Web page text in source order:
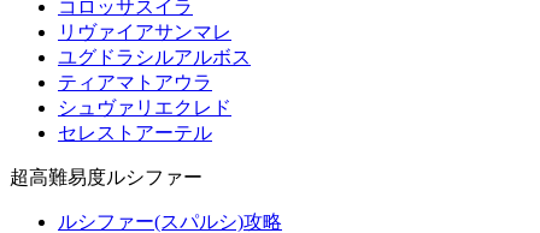
コロッサスイラ
リヴァイアサンマレ
ユグドラシルアルボス
ティアマトアウラ
シュヴァリエクレド
セレストアーテル
超高難易度ルシファー
ルシファー(スパルシ)攻略